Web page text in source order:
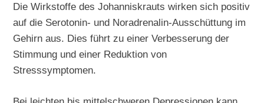
Die Wirkstoffe des Johanniskrauts wirken sich positiv
auf die Serotonin- und Noradrenalin-Ausschüttung im
Gehirn aus. Dies führt zu einer Verbesserung der
Stimmung und einer Reduktion von
Stresssymptomen.